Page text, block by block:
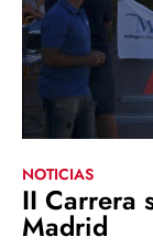
NOTICIAS
II Carrera
Madrid